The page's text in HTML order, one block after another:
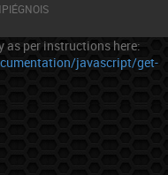
as per instructions here:
javascript/get-